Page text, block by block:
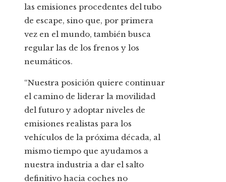
las emisiones procedentes del tubo
de escape, sino que, por primera
vez en el mundo, también busca
regular las de los frenos y los
neumáticos.
“Nuestra posición quiere continuar
el camino de liderar la movilidad
del futuro y adoptar niveles de
emisiones realistas para los
vehículos de la próxima década, al
mismo tiempo que ayudamos a
nuestra industria a dar el salto
definitivo hacia coches no